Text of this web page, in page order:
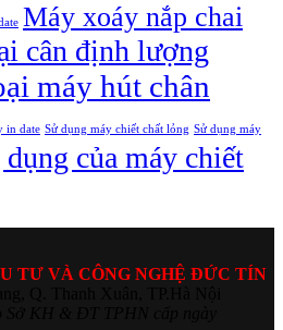
Máy xoáy nắp chai
cân định lượng
máy hút chân
in date Sử dụng máy chiết chất lỏng Sử dụng máy
của máy chiết
TƯ VÀ CÔNG NGHỆ ĐỨC TÍN